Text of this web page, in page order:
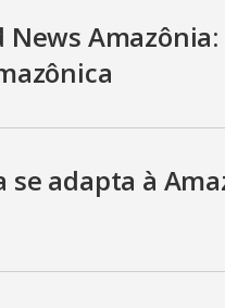
News
se adapta à